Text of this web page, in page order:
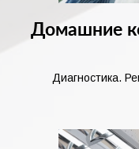
Домашние
Диагностика.